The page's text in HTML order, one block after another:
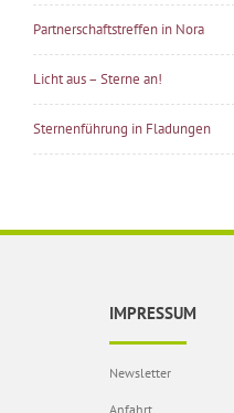
Partnerschaftstreffen in Nora
Licht aus – Sterne an!
Sternenführung in Fladungen
IMPRESSUM
Newsletter
Anfahrt